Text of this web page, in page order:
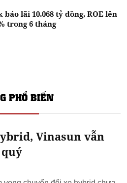
báo lãi 10.068 tỷ đồng, ROE lên
trong 6 tháng
PHỔ BIẾN
Vinasun vẫn